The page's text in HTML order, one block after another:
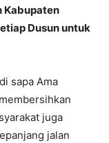
Kabupaten
Dusun untuk
sapa Ama
juga
jalan